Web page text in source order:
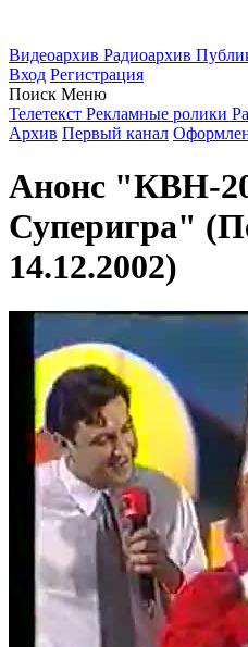
Видеоархив Радиоархив
Вход Регистрация
Поиск Меню
Телетекст Рекламные ролики
Архив Первый канал
Анонс "КВН-
Суперигра"
14.12.2002)